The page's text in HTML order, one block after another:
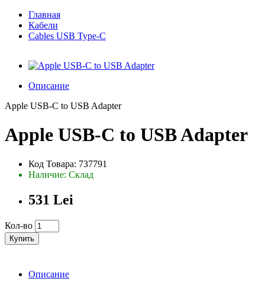
Главная
Кабели
Cables USB Type-C
Описание
Apple USB-C to USB Adapter
Apple USB-C to USB Adapter
Код Товара: 737791
Наличие: Склад
531 Lei
Кол-во
Купить
Описание